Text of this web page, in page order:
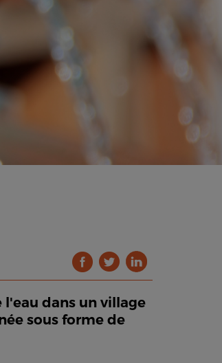
dans un village
sous forme de